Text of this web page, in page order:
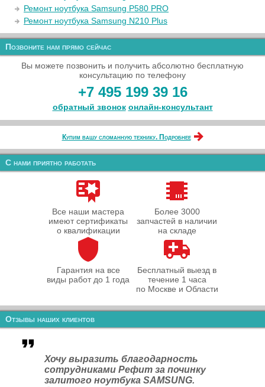
Ремонт ноутбука Samsung P580 PRO
Ремонт ноутбука Samsung N210 Plus
Позвоните нам прямо сейчас
Вы можете позвонить и получить абсолютно бесплатную
консультацию по телефону
+7 495 199 39 16
обратный звонок онлайн‑консультант
Купим вашу сломанную технику. Подробнее
С нами приятно работать
Все наши мастера
имеют сертификаты
о квалификации
Более 3000
запчастей в наличии
на складе
Гарантия на все
виды работ до 1 года
Бесплатный выезд в
течение 1 часа
по Москве и Области
Отзывы наших клиентов
Хочу выразить благодарность
сотрудниками Рефит за починку
залитого ноутбука SAMSUNG.